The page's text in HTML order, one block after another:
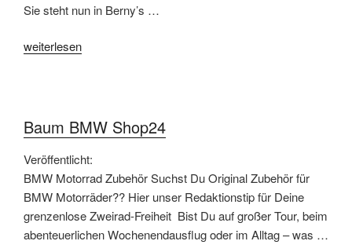
Sie steht nun in Berny’s …
„Ride
Pan
America“
weiterlesen
Baum BMW Shop24
Veröffentlicht:
BMW Motorrad Zubehör Suchst Du Original Zubehör für
BMW Motorräder?? Hier unser Redaktionstip für Deine
grenzenlose Zweirad-Freiheit Bist Du auf großer Tour, beim
abenteuerlichen Wochenendausflug oder im Alltag – was …